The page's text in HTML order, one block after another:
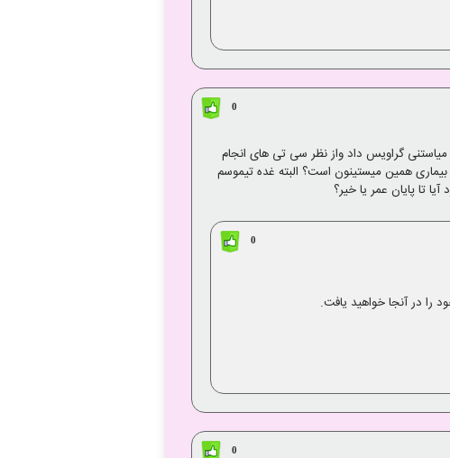
0
گراویس داد واز نظر سی تی های انجام
همین میستینون است؟ البته غده تیموسم
تا پایان عمر یا خیر؟
0
0